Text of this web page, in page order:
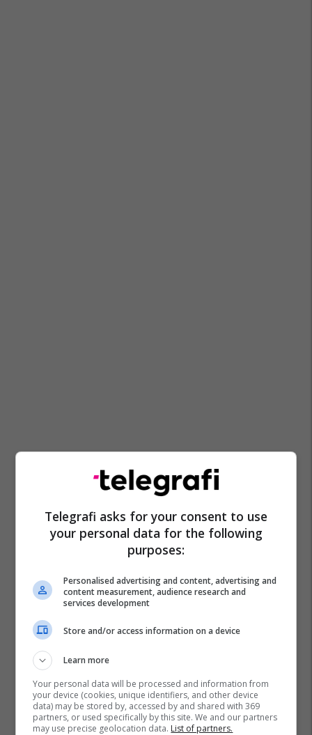
Avdullah Hoti Ldk
Telegrafi asks for your consent to use
your personal data for the following
purposes:
Personalised advertising and content, advertising and
content measurement, audience research and
services development
Store and/or access information on a device
Learn more
Your personal data will be processed and information from
your device (cookies, unique identifiers, and other device
data) may be stored by, accessed by and shared with 369
partners, or used specifically by this site. We and our partners
may use precise geolocation data. List of partners.